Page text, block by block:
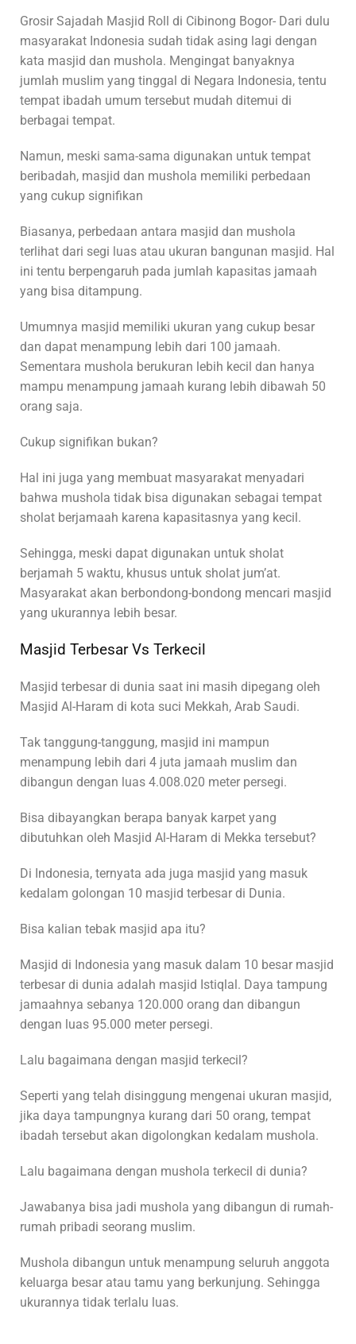
Grosir Sajadah Masjid Roll di Cibinong Bogor- Dari dulu
masyarakat Indonesia sudah tidak asing lagi dengan
kata masjid dan mushola. Mengingat banyaknya
jumlah muslim yang tinggal di Negara Indonesia, tentu
tempat ibadah umum tersebut mudah ditemui di
berbagai tempat.
Namun, meski sama-sama digunakan untuk tempat
beribadah, masjid dan mushola memiliki perbedaan
yang cukup signifikan
Biasanya, perbedaan antara masjid dan mushola
terlihat dari segi luas atau ukuran bangunan masjid. Hal
ini tentu berpengaruh pada jumlah kapasitas jamaah
yang bisa ditampung.
Umumnya masjid memiliki ukuran yang cukup besar
dan dapat menampung lebih dari 100 jamaah.
Sementara mushola berukuran lebih kecil dan hanya
mampu menampung jamaah kurang lebih dibawah 50
orang saja.
Cukup signifikan bukan?
Hal ini juga yang membuat masyarakat menyadari
bahwa mushola tidak bisa digunakan sebagai tempat
sholat berjamaah karena kapasitasnya yang kecil.
Sehingga, meski dapat digunakan untuk sholat
berjamah 5 waktu, khusus untuk sholat jum’at.
Masyarakat akan berbondong-bondong mencari masjid
yang ukurannya lebih besar.
Masjid Terbesar Vs Terkecil
Masjid terbesar di dunia saat ini masih dipegang oleh
Masjid Al-Haram di kota suci Mekkah, Arab Saudi.
Tak tanggung-tanggung, masjid ini mampun
menampung lebih dari 4 juta jamaah muslim dan
dibangun dengan luas 4.008.020 meter persegi.
Bisa dibayangkan berapa banyak karpet yang
dibutuhkan oleh Masjid Al-Haram di Mekka tersebut?
Di Indonesia, ternyata ada juga masjid yang masuk
kedalam golongan 10 masjid terbesar di Dunia.
Bisa kalian tebak masjid apa itu?
Masjid di Indonesia yang masuk dalam 10 besar masjid
terbesar di dunia adalah masjid Istiqlal. Daya tampung
jamaahnya sebanya 120.000 orang dan dibangun
dengan luas 95.000 meter persegi.
Lalu bagaimana dengan masjid terkecil?
Seperti yang telah disinggung mengenai ukuran masjid,
jika daya tampungnya kurang dari 50 orang, tempat
ibadah tersebut akan digolongkan kedalam mushola.
Lalu bagaimana dengan mushola terkecil di dunia?
Jawabanya bisa jadi mushola yang dibangun di rumah-
rumah pribadi seorang muslim.
Mushola dibangun untuk menampung seluruh anggota
keluarga besar atau tamu yang berkunjung. Sehingga
ukurannya tidak terlalu luas.